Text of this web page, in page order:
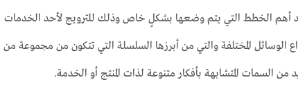
أهم الخطط التي يتم وضعها بشكلٍ خاص وذلك للترويج لأحد الخدمات
الوسائل المختلفة والتي من أبرزها السلسلة التي تتكون من مجموعة من
من السمات المتشابهة بأفكار متنوعة لذات المنتج أو الخدمة.